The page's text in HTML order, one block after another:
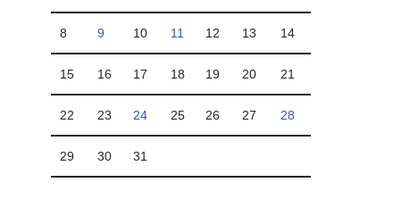
8 9 10 11 12 13 14
15 16 17 18 19 20 21
22 23 24 25 26 27 28
29 30 31